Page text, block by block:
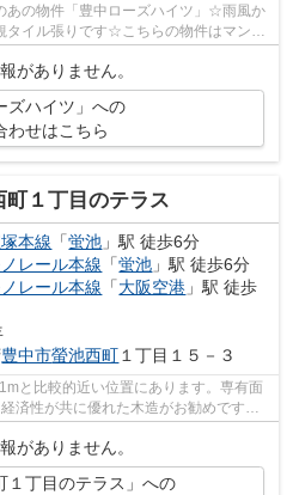
あの物件「豊中ローズハイツ」☆雨風か
イル張りです☆こちらの物件はマンシ
きる...
がありません。
ズハイツ」への
わせはこちら
町１丁目のテラス
本線 「蛍池 」駅 徒歩6分
レール本線 「蛍池 」駅 徒歩6分
レール本線 「大阪空港 」駅 徒歩
豊中市螢池西町１丁目１５－３
と比較的近い位置にあります。専有面
済性が共に優れた木造がお勧めです。
がありません。
１丁目のテラス」への